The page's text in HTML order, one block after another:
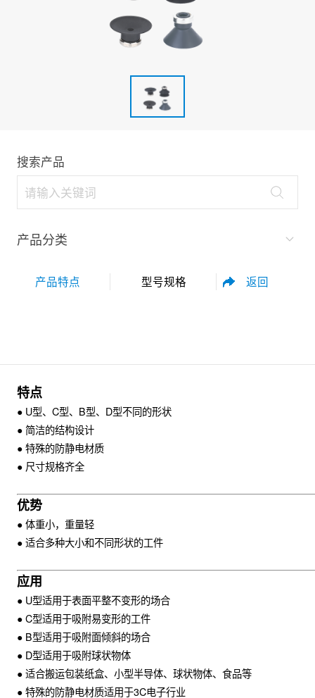
搜索产品
产品分类
产品特点 型号规格 返回
特点
● U型、C型、B型、D型不同的形状
● 简洁的结构设计
● 特殊的防静电材质
● 尺寸规格齐全
优势
● 体重小，重量轻
● 适合多种大小和不同形状的工件
应用
● U型适用于表面平整不变形的场合
● C型适用于吸附易变形的工件
● B型适用于吸附面倾斜的场合
● D型适用于吸附球状物体
● 适合搬运包装纸盒、小型半导体、球状物体、食品等
● 特殊的防静电材质适用于3C电子行业